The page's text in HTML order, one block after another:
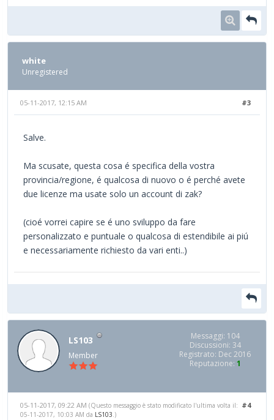
white
Unregistered
#3
05-11-2017, 12:15 AM
Salve.
Ma scusate, questa cosa é specifica della vostra
provincia/regione, é qualcosa di nuovo o é perché avete
due licenze ma usate solo un account di zak?
(cioé vorrei capire se é uno sviluppo da fare
personalizzato e puntuale o qualcosa di estendibile ai piú
e necessariamente richiesto da vari enti..)
LS103
Member
Messaggi: 104
Discussioni: 34
Registrato: Dec 2016
Reputazione: 1
#4
05-11-2017, 09:22 AM (Questo messaggio è stato modificato l'ultima volta il:
05-11-2017, 10:03 AM da LS103.)